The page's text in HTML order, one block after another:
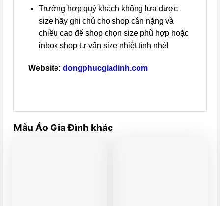
Trường hợp quý khách không lựa được
size hãy ghi chú cho shop cân nặng và
chiều cao để shop chọn size phù hợp hoặc
inbox shop tư vấn size nhiệt tình nhé!
Website: dongphucgiadinh.com
Mẫu Áo Gia Đình khác